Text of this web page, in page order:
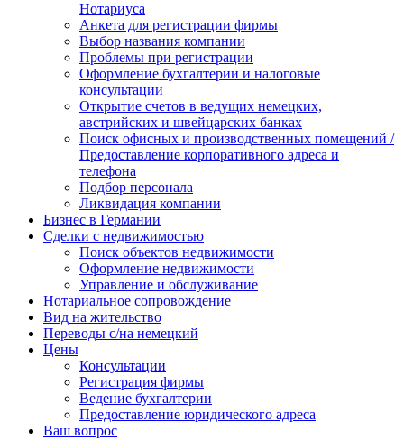
Нотариуса
Анкета для регистрации фирмы
Выбор названия компании
Проблемы при регистрации
Оформление бухгалтерии и налоговые
консультации
Открытие счетов в ведущих немецких,
австрийских и швейцарских банках
Поиск офисных и производственных помещений /
Предоставление корпоративного адреса и
телефона
Подбор персонала
Ликвидация компании
Бизнес в Германии
Сделки с недвижимостью
Поиск объектов недвижимости
Оформление недвижимости
Управление и обслуживание
Нотариальное сопровождение
Вид на жительство
Переводы с/на немецкий
Цены
Консультации
Регистрация фирмы
Ведение бухгалтерии
Предоставление юридического адреса
Ваш вопрос